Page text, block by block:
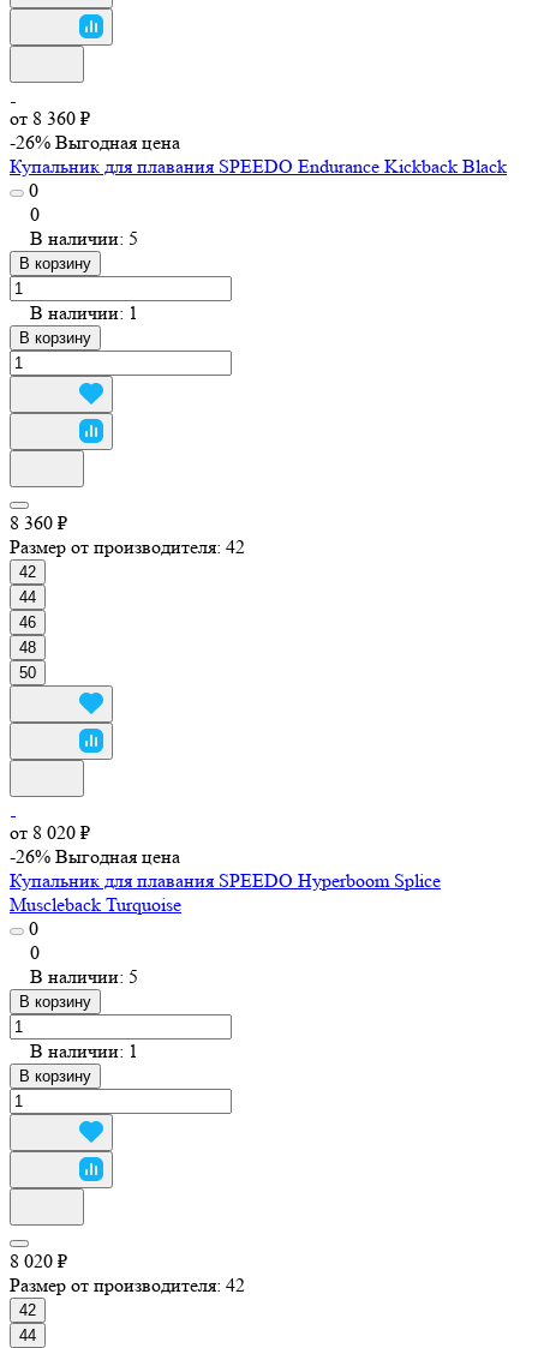
от 8 360 ₽
-26% Выгодная цена
Купальник для плавания SPEEDO Endurance Kickback Black
0
0
В наличии: 5
В корзину
В наличии: 1
В корзину
8 360 ₽
Размер от производителя: 42
42
44
46
48
50
от 8 020 ₽
-26% Выгодная цена
Купальник для плавания SPEEDO Hyperboom Splice
Muscleback Turquoise
0
0
В наличии: 5
В корзину
В наличии: 1
В корзину
8 020 ₽
Размер от производителя: 42
42
44